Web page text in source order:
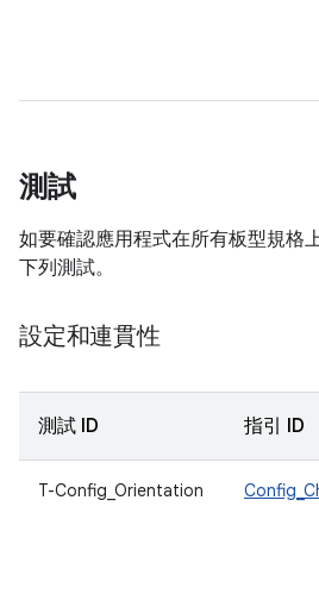
測試
如要確認應用程式在所有板型規格
下列測試。
設定和連貫性
測試 ID 指引 ID
T-Config_Orientation